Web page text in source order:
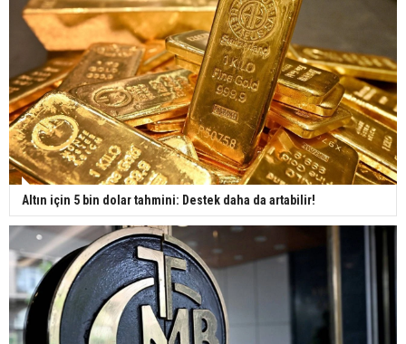
Altın için 5 bin dolar tahmini: Destek daha da artabilir!